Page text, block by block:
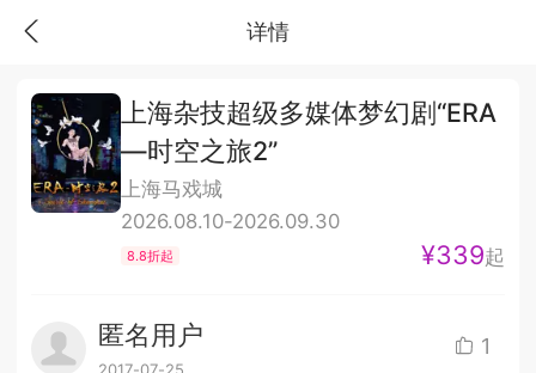
详情
上海杂技超级多媒体梦幻剧“ERA
—时空之旅2”
上海马戏城
2026.08.10-2026.09.30
8.8折起 ¥339起
匿名用户 1